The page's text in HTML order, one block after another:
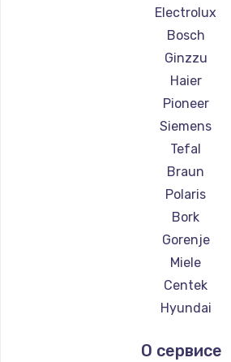
350 руб.
Заказать
Замена жесткого
500 руб.
Заказать
Ремонт цепей
Заказать
1500 руб.
Ремонт
Ремонт
Ремонт парогенераторов
Electrolux
Bosch
Ginzzu
Haier
Pioneer
Siemens
Tefal
Braun
Polaris
Bork
Gorenje
Miele
Centek
Hyundai
DELTA
О сервисе